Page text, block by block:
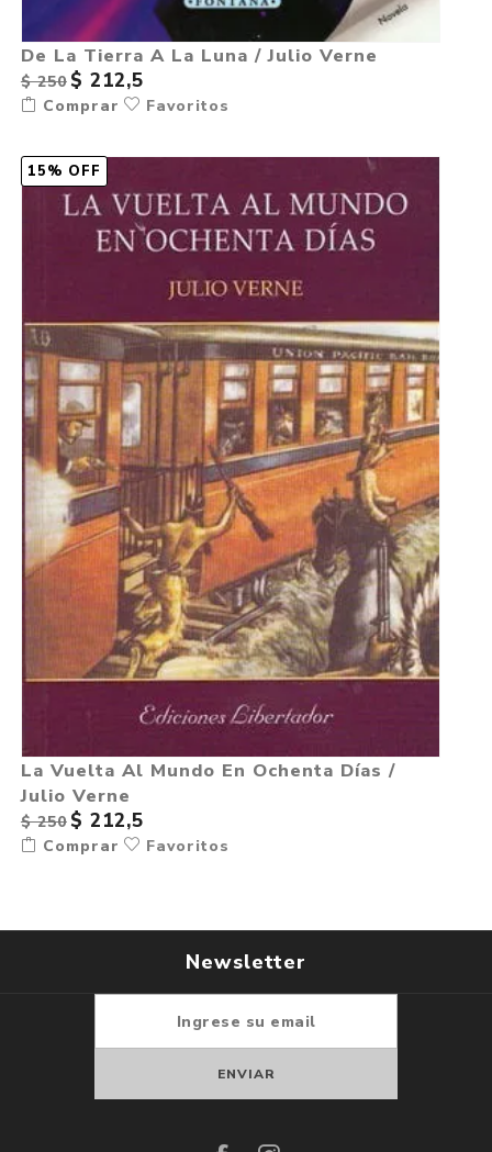
De La Tierra A La Luna / Julio Verne
$ 250 $ 212,5
Comprar Favoritos
15% OFF
La Vuelta Al Mundo En Ochenta Días /
Julio Verne
$ 250 $ 212,5
Comprar Favoritos
Newsletter